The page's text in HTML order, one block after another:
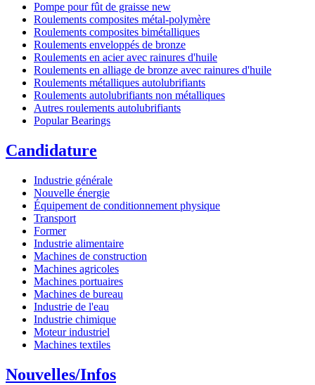
Pompe pour fût de graisse new
Roulements composites métal-polymère
Roulements composites bimétalliques
Roulements enveloppés de bronze
Roulements en acier avec rainures d'huile
Roulements en alliage de bronze avec rainures d'huile
Roulements métalliques autolubrifiants
Roulements autolubrifiants non métalliques
Autres roulements autolubrifiants
Popular Bearings
Candidature
Industrie générale
Nouvelle énergie
Équipement de conditionnement physique
Transport
Former
Industrie alimentaire
Machines de construction
Machines agricoles
Machines portuaires
Machines de bureau
Industrie de l'eau
Industrie chimique
Moteur industriel
Machines textiles
Nouvelles/Infos